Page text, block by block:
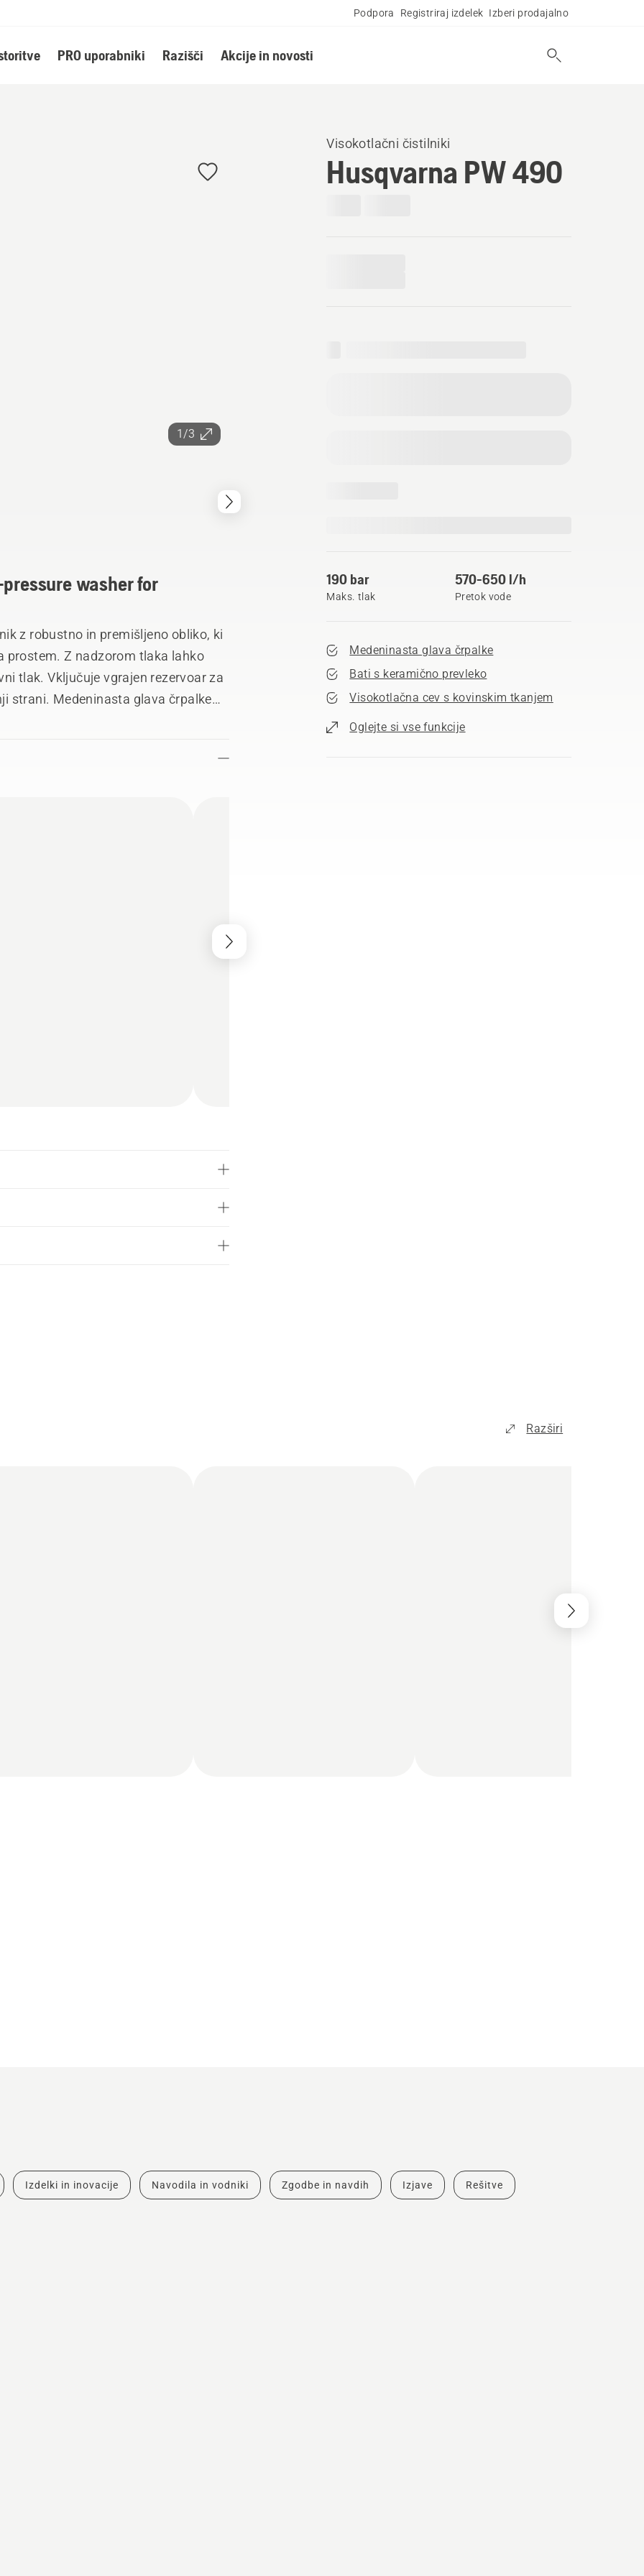
Podpora Registriraj izdelek Izberi prodajalno
PRO uporabniki Razišči Akcije in novosti
1/3
Visokotlačni čistilniki
Husqvarna PW 490
190 bar
Maks. tlak
570-650 l/h
Pretok vode
Medeninasta glava črpalke
Bati s keramično prevleko
Visokotlačna cev s kovinskim tkanjem
Oglejte si vse funkcije
washer for
z robustno in premišljeno obliko, ki
prostem. Z nadzorom tlaka lahko
tlak. Vključuje vgrajen rezervoar za
strani. Medeninasta glava črpalke
Razširi
Izdelki in inovacije Navodila in vodniki Zgodbe in navdih Izjave Rešitve